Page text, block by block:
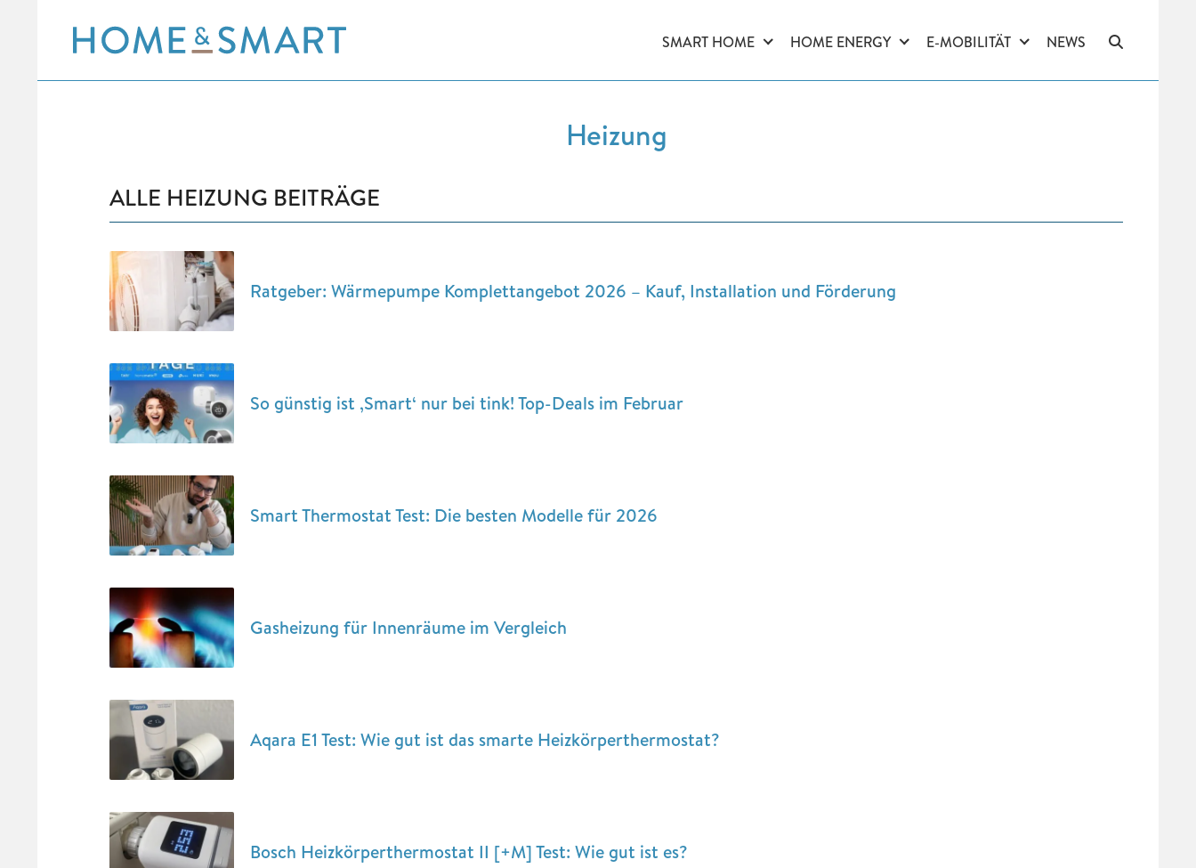
content
SMART HOME HOME ENERGY E-MOBILITÄT NEWS
Heizung
ALLE HEIZUNG BEITRÄGE
Ratgeber: Wärmepumpe Komplettangebot 2026 – Kauf, Installation und Förderung
So günstig ist ‚Smart‘ nur bei tink! Top-Deals im Februar
Smart Thermostat Test: Die besten Modelle für 2026
Gasheizung für Innenräume im Vergleich
Aqara E1 Test: Wie gut ist das smarte Heizkörperthermostat?
Bosch Heizkörperthermostat II [+M] Test: Wie gut ist es?